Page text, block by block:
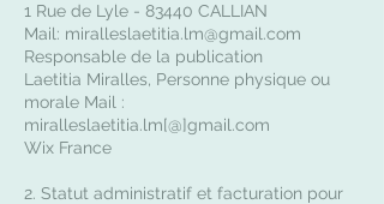
1 Rue de Lyle - 83440 CALLIAN
Mail: miralleslaetitia.lm@gmail.com
Responsable de la publication
Laetitia Miralles, Personne physique ou
morale Mail :
miralleslaetitia.lm[@]gmail.com
Wix France
2. Statut administratif et facturation pour